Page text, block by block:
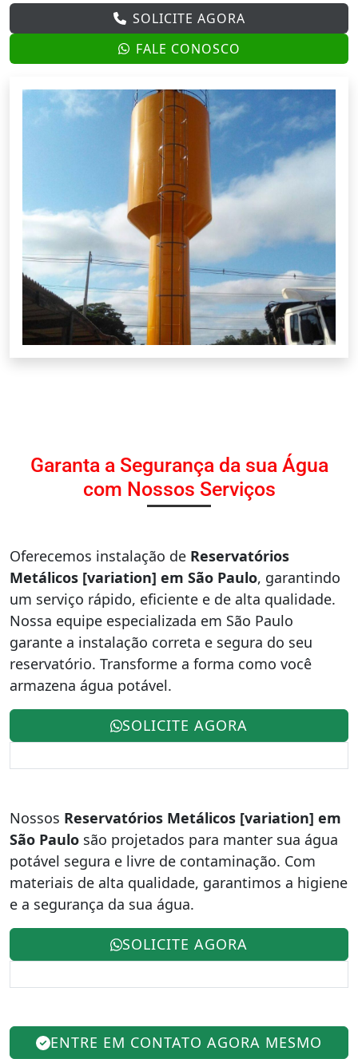
SOLICITE AGORA
FALE CONOSCO
Garanta a Segurança da sua Água
com Nossos Serviços
Oferecemos instalação de Reservatórios
Metálicos [variation] em São Paulo, garantindo
um serviço rápido, eficiente e de alta qualidade.
Nossa equipe especializada em São Paulo
garante a instalação correta e segura do seu
reservatório. Transforme a forma como você
armazena água potável.
SOLICITE AGORA
Nossos Reservatórios Metálicos [variation] em
São Paulo são projetados para manter sua água
potável segura e livre de contaminação. Com
materiais de alta qualidade, garantimos a higiene
e a segurança da sua água.
SOLICITE AGORA
ENTRE EM CONTATO AGORA MESMO